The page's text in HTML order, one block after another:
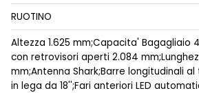
RUOTINO
Altezza 1.625 mm;Capacita' Bagagliaio
con retrovisori aperti 2.084
mm;Antenna Shark;Barre longitudinali
in lega da 18'';Fari anteriori LED